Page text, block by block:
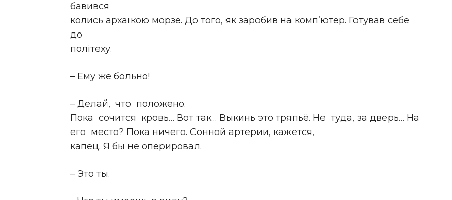
бавився
колись архаїкою морзе. До того, як заробив на комп’ютер. Готував себе
до
політеху.
– Ему же больно!
– Делай, что положено.
Пока сочится кровь… Вот так… Выкинь это тряпьё. Не туда, за дверь… На
его место? Пока ничего. Сонной артерии, кажется,
капец. Я бы не оперировал.
– Это ты.